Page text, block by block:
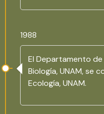
1988
El Departamento
Biología, UNAM, se
Ecología, UNAM.